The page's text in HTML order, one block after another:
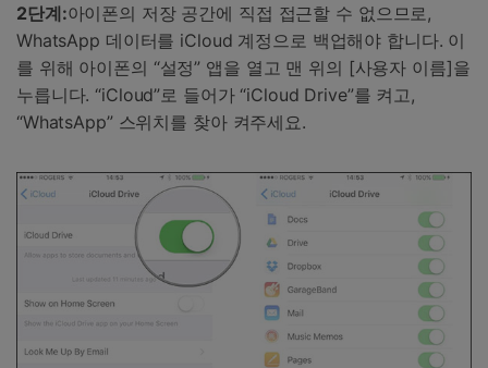
2단계:아이폰의 저장 공간에 직접 접근할 수 없으므로,
WhatsApp 데이터를 iCloud 계정으로 백업해야 합니다. 이
를 위해 아이폰의 “설정” 앱을 열고 맨 위의 [사용자 이름]을
누릅니다. “iCloud”로 들어가 “iCloud Drive”를 켜고,
“WhatsApp” 스위치를 찾아 켜주세요.